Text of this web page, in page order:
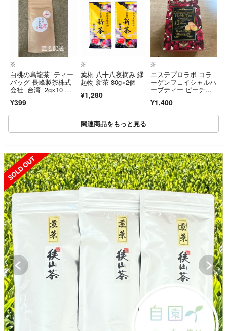
茶
白桃の烏龍茶 ティー
バッグ 長峰製茶株式
会社 台湾 2g×10 匿
¥399
茶
葉桐 八十八夜摘み 縁
起物 新茶 80g×2個
¥1,280
茶
エステプロラボ コラ
ーゲンフェイシャルハ
ーブティー ピーチフ
¥1,400
関連商品をもっと見る
SOLD OUT